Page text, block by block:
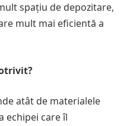
spațiu de depozitare,
mult mai eficientă a
atât de materialele
echipei care îl